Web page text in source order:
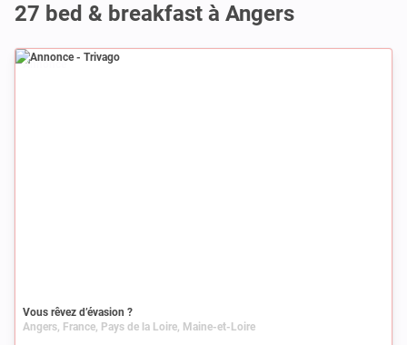
27 bed & breakfast à Angers
Annonce
Vous rêvez d’évasion ?
Angers, France, Pays de la Loire, Maine-et-Loire